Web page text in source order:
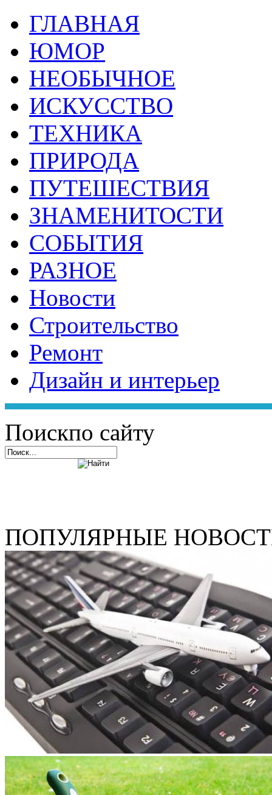
ГЛАВНАЯ
ЮМОР
НЕОБЫЧНОЕ
ИСКУССТВО
ТЕХНИКА
ПРИРОДА
ПУТЕШЕСТВИЯ
ЗНАМЕНИТОСТИ
СОБЫТИЯ
РАЗНОЕ
Новости
Строительство
Ремонт
Дизайн и интерьер
Поискпо сайту
ПОПУЛЯРНЫЕ